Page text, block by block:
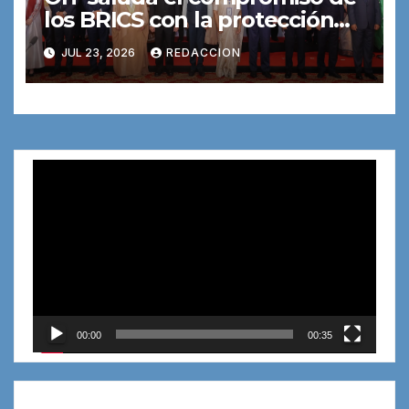
los BRICS con la protección
social, la inclusión laboral y
los mercados de trabajo del
futuro
JUL 23, 2026 REDACCION
00:00 00:35